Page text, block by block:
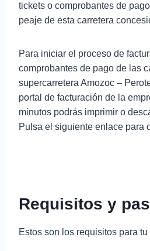
tickets o comprobantes de
peaje de esta carretera
Para iniciar el proceso de
comprobantes de pago de las
supercarretera Amozoc –
portal de facturación de la
minutos podrás imprimir o
Pulsa el siguiente enlace para
Requisitos y
Estos son los requisitos para tu